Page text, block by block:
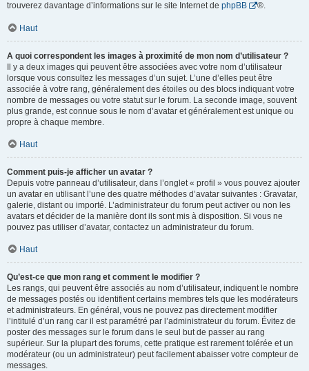
trouverez davantage d’informations sur le site Internet de phpBB ®.
Haut
A quoi correspondent les images à proximité de mon nom d’utilisateur ?
Il y a deux images qui peuvent être associées avec votre nom d’utilisateur
lorsque vous consultez les messages d’un sujet. L’une d’elles peut être
associée à votre rang, généralement des étoiles ou des blocs indiquant votre
nombre de messages ou votre statut sur le forum. La seconde image, souvent
plus grande, est connue sous le nom d’avatar et généralement est unique ou
propre à chaque membre.
Haut
Comment puis-je afficher un avatar ?
Depuis votre panneau d’utilisateur, dans l’onglet « profil » vous pouvez ajouter
un avatar en utilisant l’une des quatre méthodes d’avatar suivantes : Gravatar,
galerie, distant ou importé. L’administrateur du forum peut activer ou non les
avatars et décider de la manière dont ils sont mis à disposition. Si vous ne
pouvez pas utiliser d’avatar, contactez un administrateur du forum.
Haut
Qu’est-ce que mon rang et comment le modifier ?
Les rangs, qui peuvent être associés au nom d’utilisateur, indiquent le nombre
de messages postés ou identifient certains membres tels que les modérateurs
et administrateurs. En général, vous ne pouvez pas directement modifier
l’intitulé d’un rang car il est paramétré par l’administrateur du forum. Évitez de
poster des messages sur le forum dans le seul but de passer au rang
supérieur. Sur la plupart des forums, cette pratique est rarement tolérée et un
modérateur (ou un administrateur) peut facilement abaisser votre compteur de
messages.